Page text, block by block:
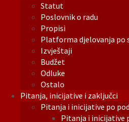
Statut
Poslovnik o radu
Propisi
Platforma djelovanja po
Izvještaji
Budžet
Odluke
Ostalo
Pitanja, inicijative i zaključci
Pitanja i inicijative po
Pitanja i inicijative